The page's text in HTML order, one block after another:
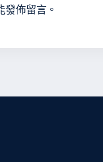
發佈留言。